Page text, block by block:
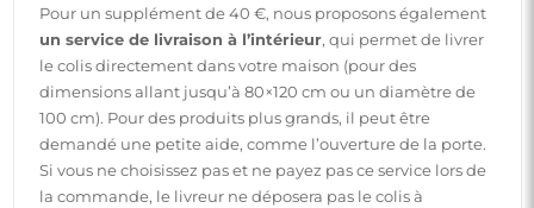
Pour un supplément de 40 €, nous proposons également
un service de livraison à l’intérieur, qui permet de livrer
le colis directement dans votre maison (pour des
dimensions allant jusqu’à 80×120 cm ou un diamètre de
100 cm). Pour des produits plus grands, il peut être
demandé une petite aide, comme l’ouverture de la porte.
Si vous ne choisissez pas et ne payez pas ce service lors de
la commande, le livreur ne déposera pas le colis à